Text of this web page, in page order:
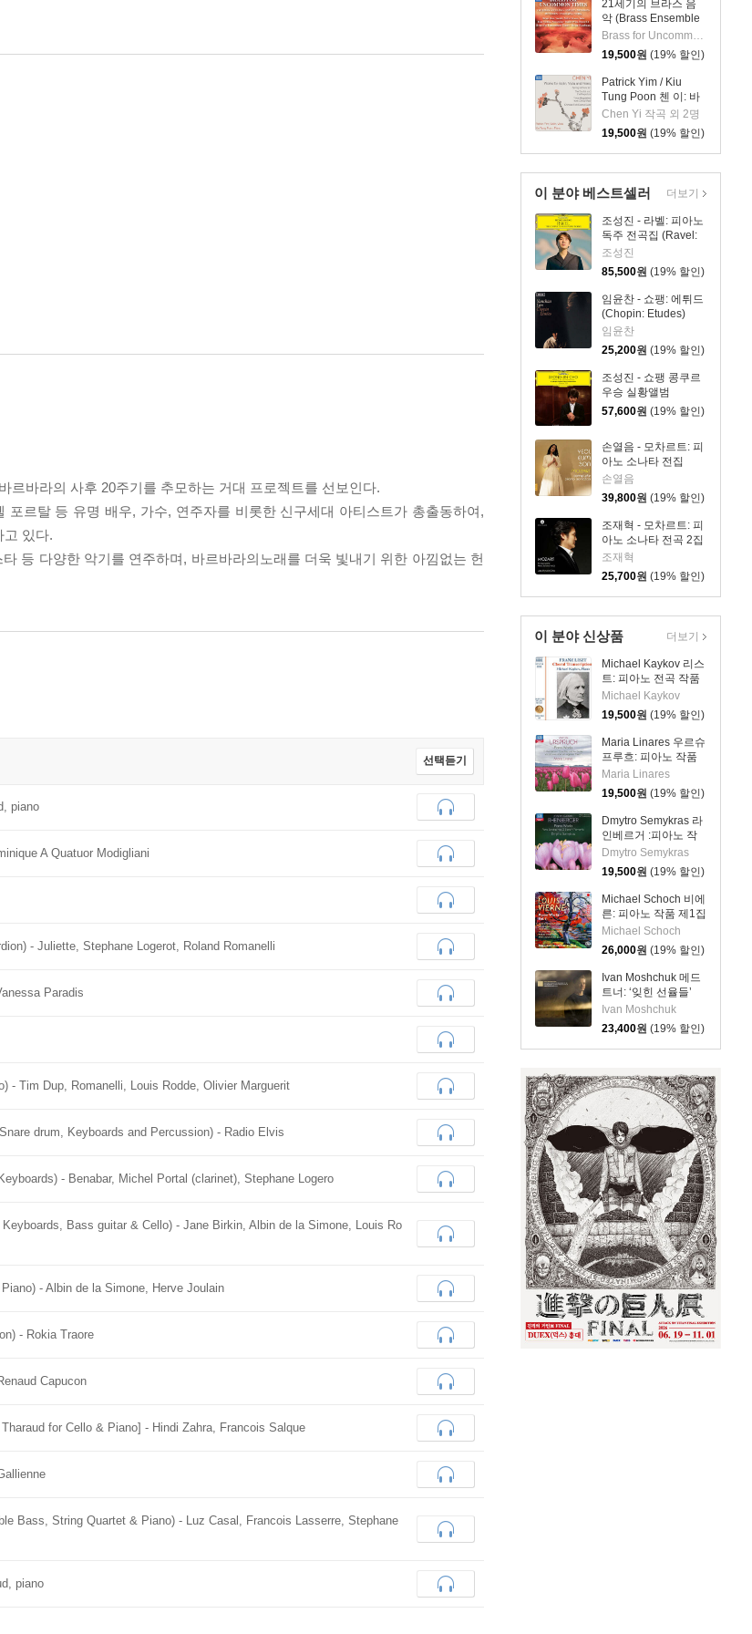
21세기의 브라스 음
악 (Brass Ensemble
Music - 21st Century)Brass for Uncommon Times 실내악
19,500원 (19% 할인)
Patrick Yim / Kiu
Tung Poon 첸 이: 바
이올린, 비올라, 피아
노 작품집 (Chen Yi:
Works For Violin,
Viola And Piano)
Chen Yi 작곡 외 2명
19,500원 (19% 할인)
이 분야 베스트셀러
조성진 - 라벨: 피아노
독주 전곡집 (Ravel:
The Complete Solo
Piano Works) [3LP]
조성진
85,500원 (19% 할인)
임윤찬 - 쇼팽: 에튀드
(Chopin: Etudes)
임윤찬
25,200원 (19% 할인)
조성진 - 쇼팽 콩쿠르
우승 실황앨범
(Winner of the 17th
Piano Competition)
[2LP]
57,600원 (19% 할인)
손열음 - 모차르트: 피
아노 소나타 전집
(Mozart: Complete
Piano Sonatas)
손열음
39,800원 (19% 할인)
조재혁 - 모차르트: 피
아노 소나타 전곡 2집
(Mozart: The
Complete Piano
Sonatas Vol. 2)
조재혁
25,700원 (19% 할인)
더보기
이 분야 신상품
Michael Kaykov 리스
트: 피아노 전곡 작품
69집 (Liszt:
Complete Piano
Music Vol. 69)
Michael Kaykov
19,500원 (19% 할인)
Maria Linares 우르슈
프루흐: 피아노 작품
집 (Urspruch: Piano
Works - Romantic
Piano Vol. 6)
Maria Linares
19,500원 (19% 할인)
Dmytro Semykras 라
인베르거 :피아노 작
품 (Rheinberger:
Piano Works -
Romantic Piano Vol.
10)
Dmytro Semykras
19,500원 (19% 할인)
Michael Schoch 비에
른: 피아노 작품 제1집
(Vierne: Piano Works
Vol. 1) [SACD
Hybrid]
Michael Schoch
26,000원 (19% 할인)
Ivan Moshchuk 메드
트너: ‘잊힌 선율들’
Op.38 / 라흐마니노
프: 회화적 연습곡
(Medtner: Forgotten
Melodies /
Etudes-Tableaux)
Ivan Moshchuk
23,400원 (19% 할인)
더보기
르바라의 사후 20주기를 추모하는 거대 프로젝트를 선보인다.
르탈 등 유명 배우, 가수, 연주자를 비롯한 신구세대 아티스트가 총출동하여,
고 있다.
등 다양한 악기를 연주하며, 바르바라의노래를 더욱 빛내기 위한 아낌없는 헌
선택듣기
piano
A Quatuor Modigliani
- Juliette, Stephane Logerot, Roland Romanelli
Paradis
- Tim Dup, Romanelli, Louis Rodde, Olivier Marguerit
drum, Keyboards and Percussion) - Radio Elvis
- Benabar, Michel Portal (clarinet), Stephane Logero
Bass guitar & Cello) - Jane Birkin, Albin de la Simone, Louis Ro
- Albin de la Simone, Herve Joulain
- Rokia Traore
Capucon
for Cello & Piano] - Hindi Zahra, Francois Salque
Bass, String Quartet & Piano) - Luz Casal, Francois Lasserre, Stephane
piano